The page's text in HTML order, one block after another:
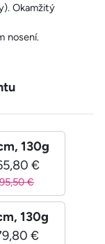
Okamžitý
nosení.
130g
€
€
130g
€